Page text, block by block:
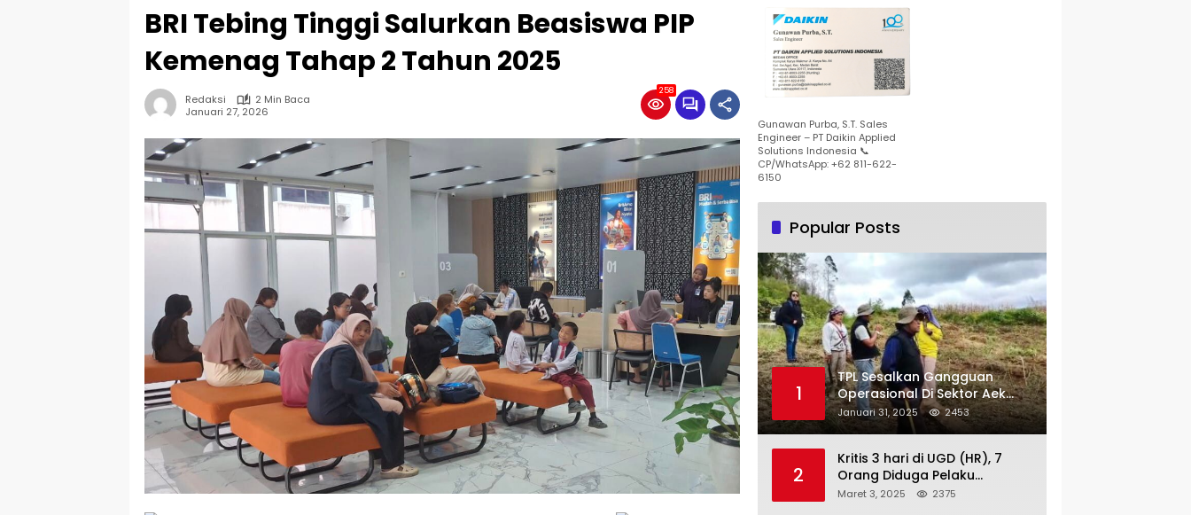
BRI Tebing Tinggi Salurkan Beasiswa PIP
Kemenag Tahap 2 Tahun 2025
Redaksi
2 Min Baca
Januari 27, 2026
258
Gunawan Purba, S.T. Sales
Engineer – PT Daikin Applied
Solutions Indonesia 📞
CP/WhatsApp: +62 811-622-
6150
Popular Posts
1
TPL Sesalkan Gangguan
Operasional Di Sektor Aek
Nauli
Januari 31, 2025 2453
2
Kritis 3 hari di UGD (HR), 7
Orang Diduga Pelaku
Pengeroyokan di Lift KTV
Maret 3, 2025 2375